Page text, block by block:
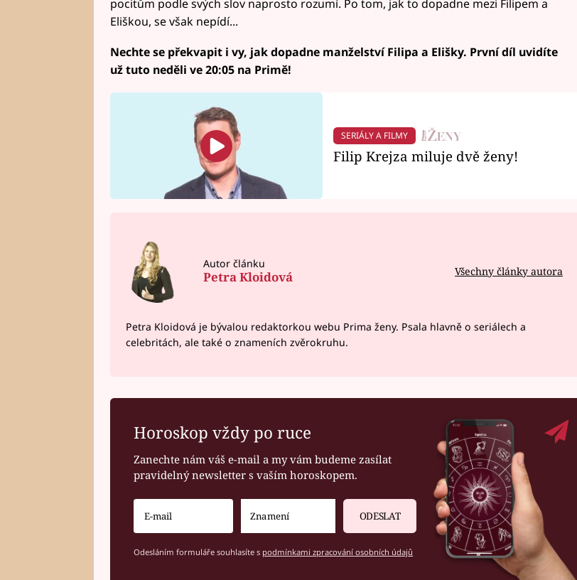
pocitům podle svých slov naprosto rozumí. Po tom, jak to dopadne mezi Filipem a
Eliškou, se však nepídí...
Nechte se překvapit i vy, jak dopadne manželství Filipa a Elišky. První díl uvidíte
už tuto neděli ve 20:05 na Primě!
SERIÁLY A FILMY
Filip Krejza miluje dvě ženy!
Autor článku
Petra Kloidová Všechny články autora
Petra Kloidová je bývalou redaktorkou webu Prima ženy. Psala hlavně o seriálech a
celebritách, ale také o znameních zvěrokruhu.
Horoskop vždy po ruce
Zanechte nám váš e-mail a my vám budeme zasílat
pravidelný newsletter s vaším horoskopem.
ODESLAT
Odesláním formuláře souhlasíte s podmínkami zpracování osobních údajů